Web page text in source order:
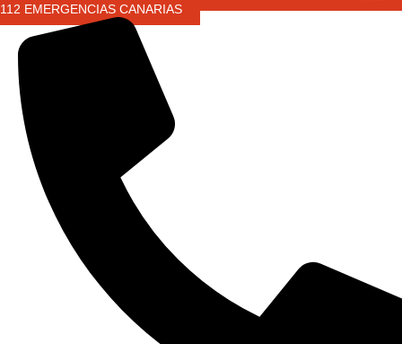
112 EMERGENCIAS CANARIAS